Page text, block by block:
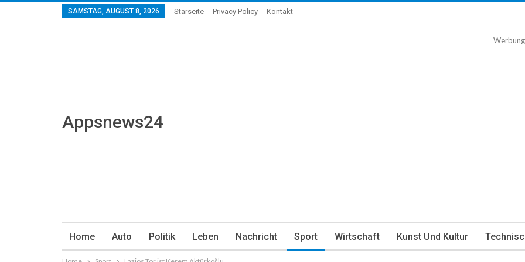
SAMSTAG, AUGUST 8, 2026 Starseite Privacy Policy Kontakt
Appsnews24
Werbung
Home Auto Politik Leben Nachricht Sport Wirtschaft Kunst Und Kultur